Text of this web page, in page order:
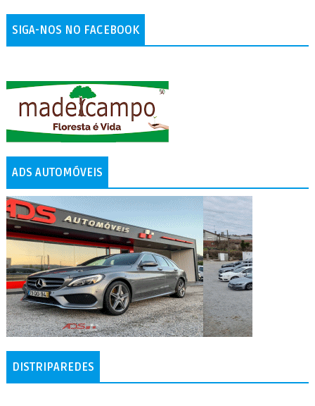
SIGA-NOS NO FACEBOOK
ADS AUTOMÓVEIS
DISTRIPAREDES